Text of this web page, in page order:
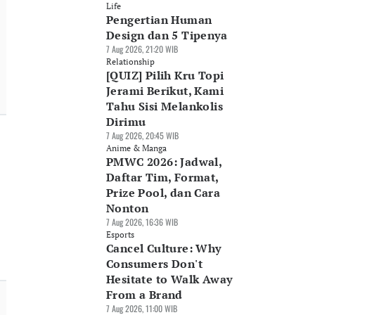
Life
Pengertian Human
Design dan 5 Tipenya
7 Aug 2026, 21:20 WIB
Relationship
[QUIZ] Pilih Kru Topi
Jerami Berikut, Kami
Tahu Sisi Melankolis
Dirimu
7 Aug 2026, 20:45 WIB
Anime & Manga
PMWC 2026: Jadwal,
Daftar Tim, Format,
Prize Pool, dan Cara
Nonton
7 Aug 2026, 16:36 WIB
Esports
Cancel Culture: Why
Consumers Don't
Hesitate to Walk Away
From a Brand
7 Aug 2026, 11:00 WIB